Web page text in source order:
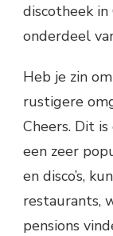
discotheek
onderdeel
Heb je zin
rustigere
Cheers. Dit
een zeer
en disco’s,
restaurants,
pensions